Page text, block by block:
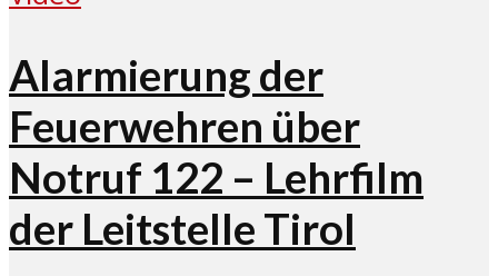
Alarmierung der
Feuerwehren über
Notruf 122 – Lehrfilm
der Leitstelle Tirol